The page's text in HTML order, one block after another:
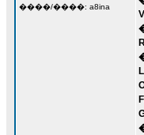
����/����: a8ina